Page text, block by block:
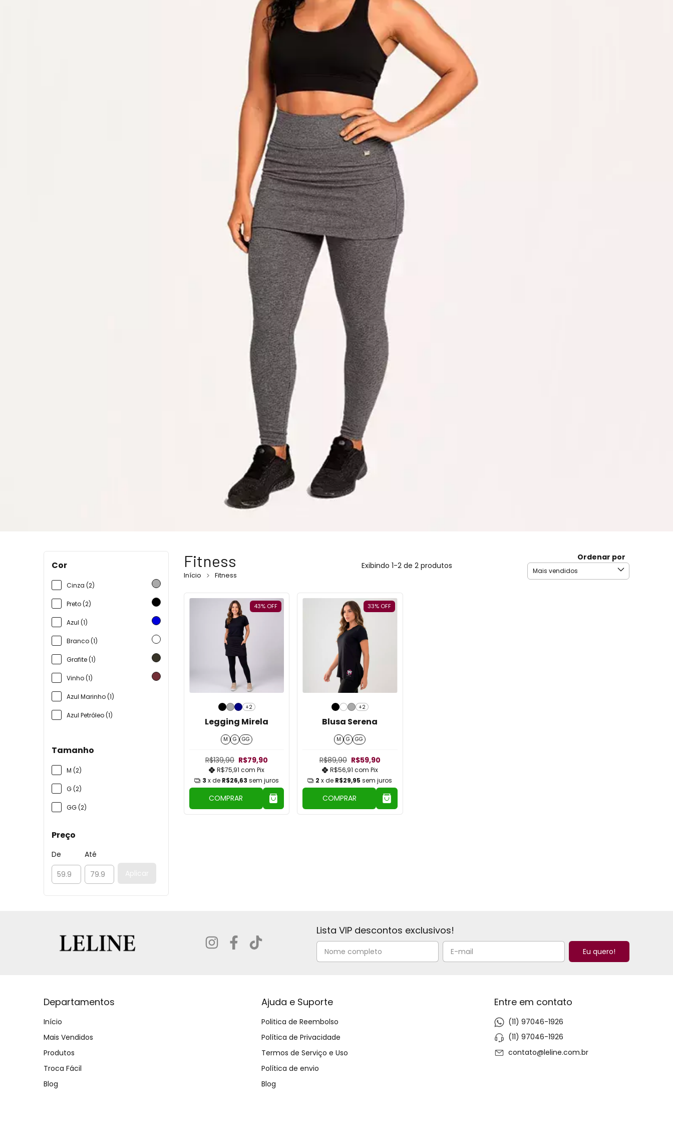
Cor
Cinza (2)
Preto (2)
Azul (1)
Branco (1)
Grafite (1)
Vinho (1)
Azul Marinho (1)
Azul Petróleo (1)
Tamanho
M (2)
G (2)
GG (2)
Preço
De
Até
Aplicar
Fitness
Início Fitness
Exibindo 1-2 de 2 produtos
Ordenar por
43% OFF
+2
Legging Mirela
M G GG
R$139,90 R$79,90
R$75,91com Pix
3 x de R$26,63 sem juros
COMPRAR
33% OFF
+2
Blusa Serena
M G GG
R$89,90 R$59,90
R$56,91 com Pix
2 x de R$29,95 sem juros
COMPRAR
Lista VIP descontos exclusivos!
Departamentos
Início
Mais Vendidos
Produtos
Troca Fácil
Blog
Ajuda e Suporte
Politica de Reembolso
Política de Privacidade
Termos de Serviço e Uso
Política de envio
Blog
Entre em contato
(11) 97046-1926
(11) 97046-1926
contato@leline.com.br